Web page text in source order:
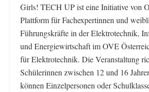
Girls! TECH UP ist eine Initiative von
Plattform für Fachexpertinnen und
Führungskräfte in der Elektrotechnik,
und Energiewirtschaft im OVE
für Elektrotechnik. Die Veranstaltung
Schülerinnen zwischen 12 und 16
können Einzelpersonen oder